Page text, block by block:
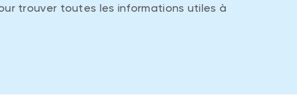
trouver toutes les informations utiles à